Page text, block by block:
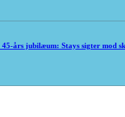
års jubilæum: Stays sigter mod